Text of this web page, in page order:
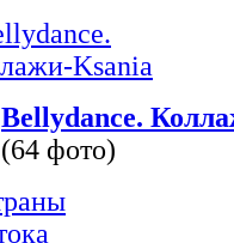
Bellydance.
(64 фото)